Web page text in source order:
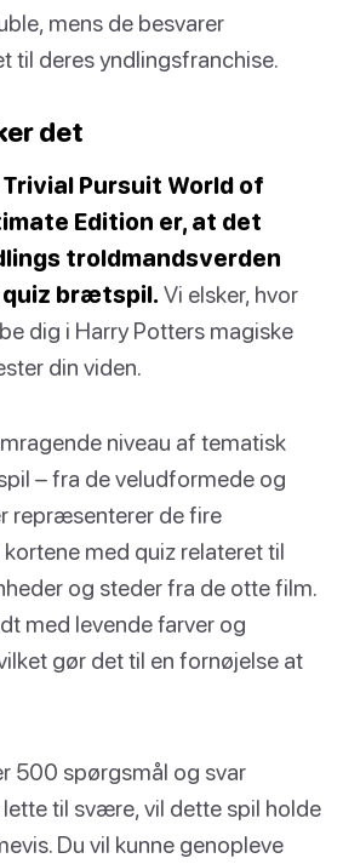
mens de besvarer
til deres yndlingsfranchise.
det
Pursuit World of
Edition er, at det
troldmandsverden
quiz brætspil. Vi elsker, hvor
dig i Harry Potters magiske
din viden.
niveau af tematisk
– fra de veludformede og
repræsenterer de fire
med quiz relateret til
og steder fra de otte film.
med levende farver og
gør det til en fornøjelse at
500 spørgsmål og svar
til svære, vil dette spil holde
Du vil kunne genopleve